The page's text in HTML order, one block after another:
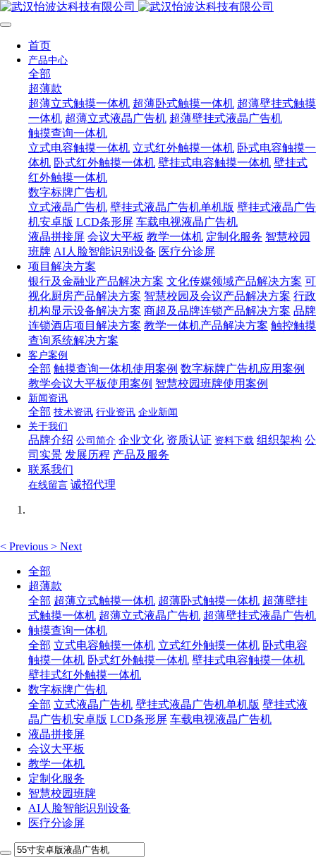
首页
产品中心
全部
超薄款
超薄立式触摸一体机 超薄卧式触摸一体机 超薄壁挂式触摸
一体机 超薄立式液晶广告机 超薄壁挂式液晶广告机
触摸查询一体机
立式电容触摸一体机 立式红外触摸一体机 卧式电容触摸一
体机 卧式红外触摸一体机 壁挂式电容触摸一体机 壁挂式
红外触摸一体机
数字标牌广告机
立式液晶广告机 壁挂式液晶广告机单机版 壁挂式液晶广告
机安卓版 LCD条形屏 车载电视液晶广告机
液晶拼接屏 会议大平板 教学一体机 定制化服务 智慧校园
班牌 AI人脸智能识别设备 医疗分诊屏
项目解决方案
银行及金融业产品解决方案 文化传媒领域产品解决方案 可
视化厨房产品解决方案 智慧校园及会议产品解决方案 行政
机构显示设备解决方案 商超及品牌连锁产品解决方案 品牌
连锁酒店项目解决方案 教学一体机产品解决方案 触控触摸
查询系统解决方案
客户案例
全部 触摸查询一体机使用案例 数字标牌广告机应用案例
教学会议大平板使用案例 智慧校园班牌使用案例
新闻资讯
全部 技术资讯 行业资讯 企业新闻
关于我们
品牌介绍 公司简介 企业文化 资质认证 资料下载 组织架构 公
司实景 发展历程 产品及服务
联系我们
在线留言 诚招代理
< Previous > Next
全部
超薄款
全部 超薄立式触摸一体机 超薄卧式触摸一体机 超薄壁挂
式触摸一体机 超薄立式液晶广告机 超薄壁挂式液晶广告机
触摸查询一体机
全部 立式电容触摸一体机 立式红外触摸一体机 卧式电容
触摸一体机 卧式红外触摸一体机 壁挂式电容触摸一体机
壁挂式红外触摸一体机
数字标牌广告机
全部 立式液晶广告机 壁挂式液晶广告机单机版 壁挂式液
晶广告机安卓版 LCD条形屏 车载电视液晶广告机
液晶拼接屏
会议大平板
教学一体机
定制化服务
智慧校园班牌
AI人脸智能识别设备
医疗分诊屏